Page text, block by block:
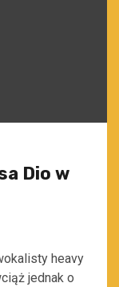
Dio w
heavy
jednak o